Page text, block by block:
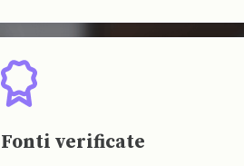
Fonti verificate